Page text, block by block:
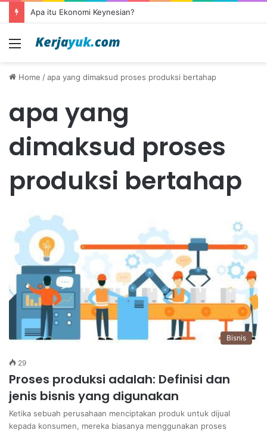
Apa itu Ekonomi Keynesian?
Menu
Home /apa yang dimaksud proses produksi bertahap
apa yang
dimaksud proses
produksi bertahap
Bisnis
29
Proses produksi adalah: Definisi dan
jenis bisnis yang digunakan
Ketika sebuah perusahaan menciptakan produk untuk dijual
kepada konsumen, mereka biasanya menggunakan proses